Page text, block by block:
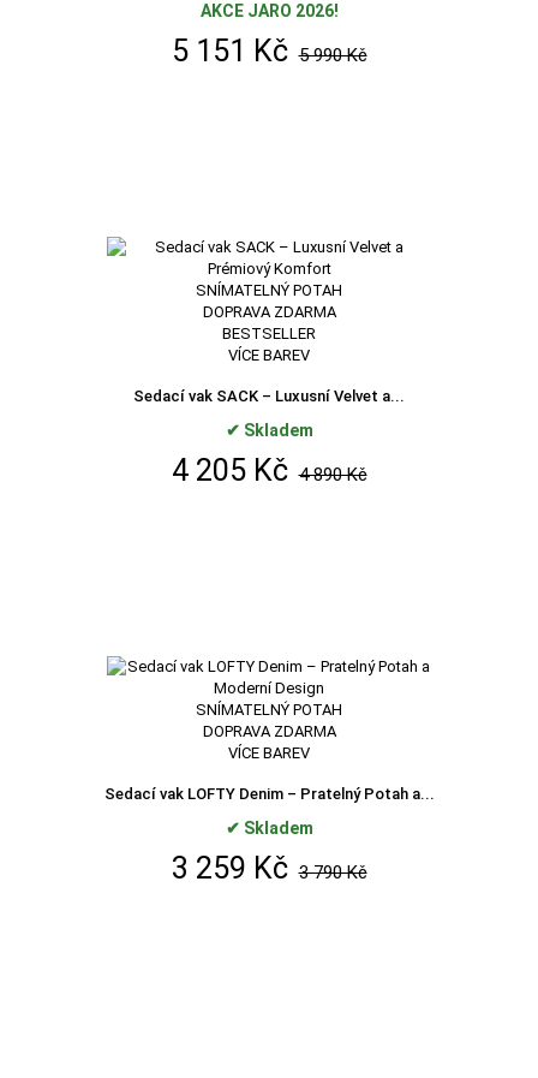
AKCE JARO 2026!
5 151 Kč 5 990 Kč
SNÍMATELNÝ POTAH
DOPRAVA ZDARMA
BESTSELLER
VÍCE BAREV
Sedací vak SACK – Luxusní Velvet a...
✔ Skladem
4 205 Kč 4 890 Kč
SNÍMATELNÝ POTAH
DOPRAVA ZDARMA
VÍCE BAREV
Sedací vak LOFTY Denim – Pratelný Potah a...
✔ Skladem
3 259 Kč 3 790 Kč